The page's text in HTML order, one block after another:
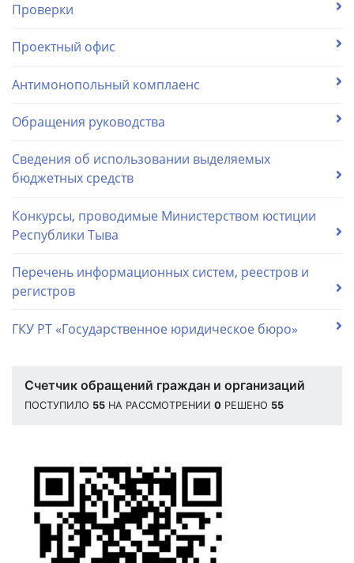
Проверки
Проектный офис
Антимонопольный комплаенс
Обращения руководства
Сведения об использовании выделяемых
бюджетных средств
Конкурсы, проводимые Министерством юстиции
Республики Тыва
Перечень информационных систем, реестров и
регистров
ГКУ РТ «Государственное юридическое бюро»
Счетчик обращений граждан и организаций
ПОСТУПИЛО 55 НА РАССМОТРЕНИИ 0 РЕШЕНО 55